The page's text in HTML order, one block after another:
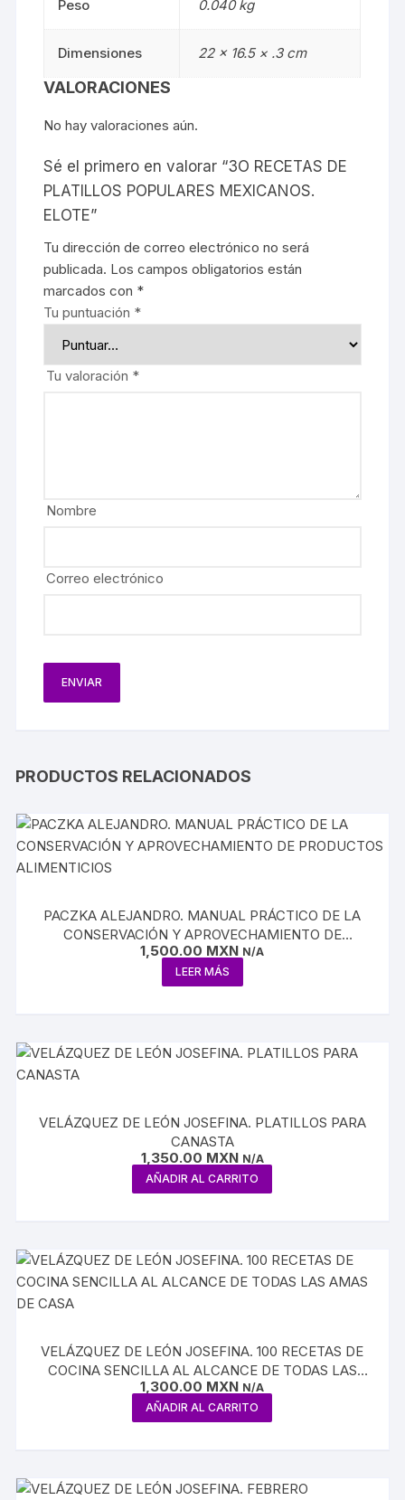
Peso 0.040 kg
Dimensiones 22 × 16.5 × .3 cm
VALORACIONES
No hay valoraciones aún.
Sé el primero en valorar “3O RECETAS DE
PLATILLOS POPULARES MEXICANOS.
ELOTE”
Tu dirección de correo electrónico no será
publicada. Los campos obligatorios están
marcados con *
Tu puntuación *
Tu valoración *
Nombre
Correo electrónico
PRODUCTOS RELACIONADOS
PACZKA ALEJANDRO. MANUAL PRÁCTICO DE LA
CONSERVACIÓN Y APROVECHAMIENTO DE
PRODUCTOS ALIMENTICIOS
1,500.00 MXN N/A
LEER MÁS
VELÁZQUEZ DE LEÓN JOSEFINA. PLATILLOS PARA
CANASTA
1,350.00 MXN N/A
AÑADIR AL CARRITO
VELÁZQUEZ DE LEÓN JOSEFINA. 100 RECETAS DE
COCINA SENCILLA AL ALCANCE DE TODAS LAS
AMAS DE CASA
1,300.00 MXN N/A
AÑADIR AL CARRITO